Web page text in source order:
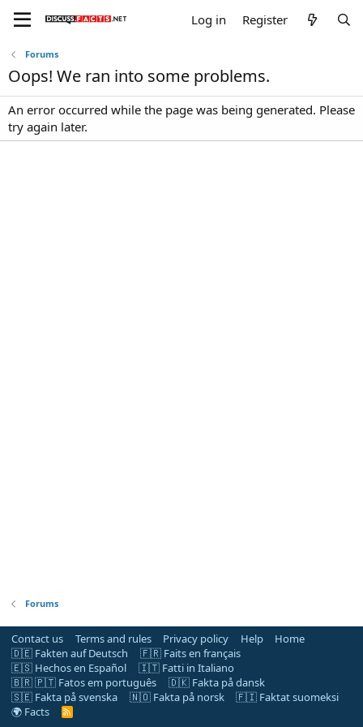
Log in Register
Forums
Oops! We ran into some problems.
An error occurred while the page was being generated. Please
try again later.
Forums
Contact us Terms and rules Privacy policy Help
Home
🇩🇪 Fakten auf Deutsch
🇫🇷 Faits en français
🇪🇸 Hechos en Español
🇮🇹 Fatti in Italiano
🇧🇷 🇵🇹 Fatos em português
🇩🇰 Fakta på dansk
🇸🇪 Fakta på svenska
🇳🇴 Fakta på norsk
🇫🇮 Faktat suomeksi
🌍 Facts
R